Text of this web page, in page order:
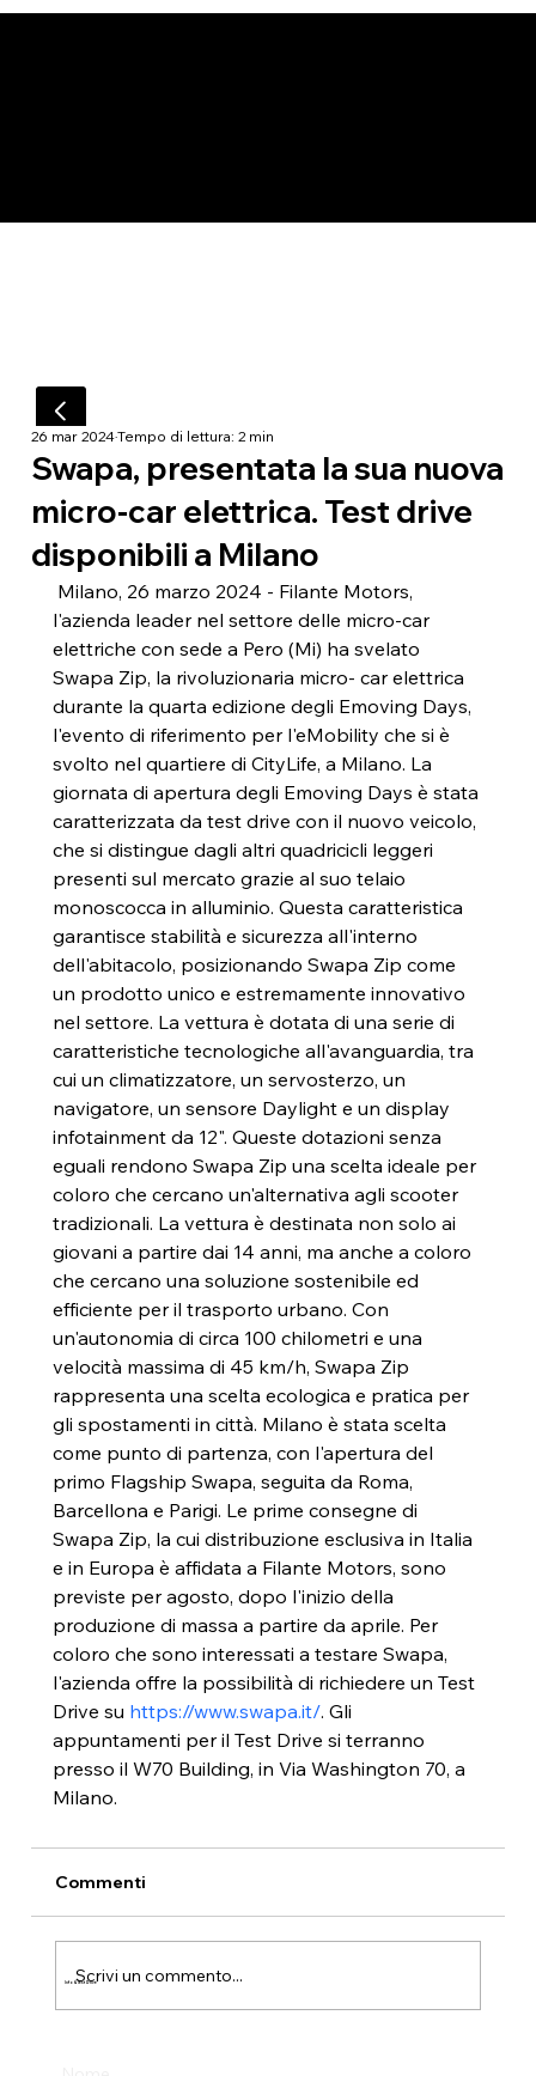
Swapa, presentata la sua nuova
micro-car elettrica. Test drive
disponibili a Milano
26 mar 2024Tempo di lettura: 2 min
Milano, 26 marzo 2024 - Filante Motors,
l'azienda leader nel settore delle micro-car
elettriche con sede a Pero (Mi) ha svelato
Swapa Zip, la rivoluzionaria micro- car elettrica
durante la quarta edizione degli Emoving Days,
l'evento di riferimento per l'eMobility che si è
svolto nel quartiere di CityLife, a Milano. La
giornata di apertura degli Emoving Days è stata
caratterizzata da test drive con il nuovo veicolo,
che si distingue dagli altri quadricicli leggeri
presenti sul mercato grazie al suo telaio
monoscocca in alluminio. Questa caratteristica
garantisce stabilità e sicurezza all'interno
dell'abitacolo, posizionando Swapa Zip come
un prodotto unico e estremamente innovativo
nel settore. La vettura è dotata di una serie di
caratteristiche tecnologiche all'avanguardia, tra
cui un climatizzatore, un servosterzo, un
navigatore, un sensore Daylight e un display
infotainment da 12". Queste dotazioni senza
eguali rendono Swapa Zip una scelta ideale per
coloro che cercano un'alternativa agli scooter
tradizionali. La vettura è destinata non solo ai
giovani a partire dai 14 anni, ma anche a coloro
che cercano una soluzione sostenibile ed
efficiente per il trasporto urbano. Con
un'autonomia di circa 100 chilometri e una
velocità massima di 45 km/h, Swapa Zip
rappresenta una scelta ecologica e pratica per
gli spostamenti in città. Milano è stata scelta
come punto di partenza, con l'apertura del
primo Flagship Swapa, seguita da Roma,
Barcellona e Parigi. Le prime consegne di
Swapa Zip, la cui distribuzione esclusiva in Italia
e in Europa è affidata a Filante Motors, sono
previste per agosto, dopo l'inizio della
produzione di massa a partire da aprile. Per
coloro che sono interessati a testare Swapa,
l'azienda offre la possibilità di richiedere un Test
Drive su https://www.swapa.it/. Gli
appuntamenti per il Test Drive si terranno
presso il W70 Building, in Via Washington 70, a
Milano.
Commenti
Scrivi un commento...
Info & Test Drive